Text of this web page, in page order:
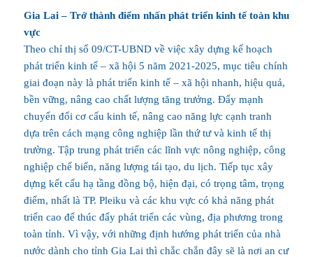
Gia Lai – Trở thành điểm nhấn phát triển kinh tế toàn khu
vực
Theo chỉ thị số 09/CT-UBND về việc xây dựng kế hoạch
phát triển kinh tế – xã hội 5 năm 2021-2025, mục tiêu chính
giai đoạn này là phát triển kinh tế – xã hội nhanh, hiệu quả,
bền vững, nâng cao chất lượng tăng trưởng. Đẩy mạnh
chuyển đổi cơ cấu kinh tế, nâng cao năng lực cạnh tranh
dựa trên cách mạng công nghiệp lần thứ tư và kinh tế thị
trường. Tập trung phát triển các lĩnh vực nông nghiệp, công
nghiệp chế biến, năng lượng tái tạo, du lịch. Tiếp tục xây
dựng kết cấu hạ tầng đồng bộ, hiện đại, có trọng tâm, trọng
điểm, nhất là TP. Pleiku và các khu vực có khả năng phát
triển cao để thúc đẩy phát triển các vùng, địa phương trong
toàn tỉnh. Vì vậy, với những định hướng phát triển của nhà
nước dành cho tỉnh Gia Lai thì chắc chắn đây sẽ là nơi an cư